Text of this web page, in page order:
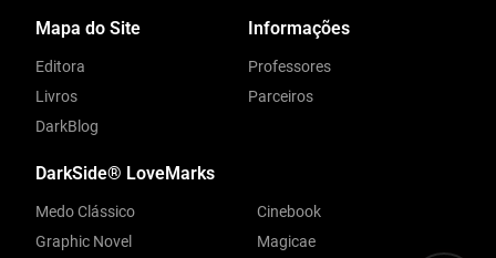
Mapa do Site
Editora
Livros
DarkBlog
Informações
Professores
Parceiros
DarkSide® LoveMarks
Medo Clássico
Graphic Novel
Cinebook
Magicae